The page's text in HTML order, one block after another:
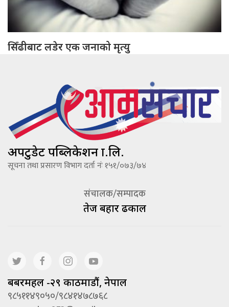
सिँढीबाट लडेर एक जनाको मृत्यु
अपटुडेट पब्लिकेशन प्रा.लि.
सूचना तथा प्रसारण विभाग दर्ता नंः १५१/०७३/७४
संचालक/सम्पादक
तेज बहादूर ढकाल
बबरमहल -२९ काठमाडौं, नेपाल
९८५११४९०५०/९८४१४७८७६८